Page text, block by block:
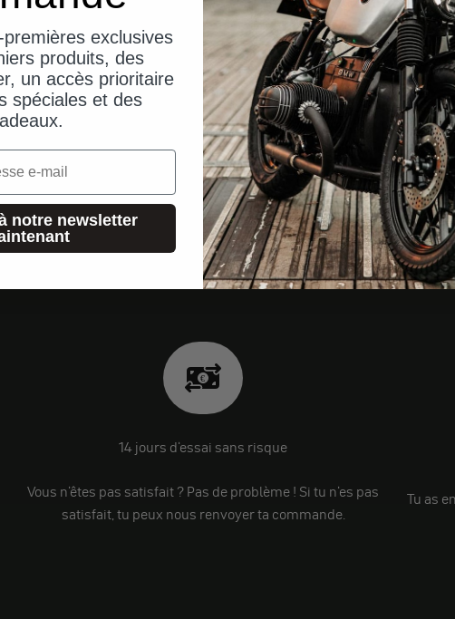
14 jours d'essai sans risque
Vous n'êtes pas satisfait ? Pas de problème ! Si tu n'es pas
satisfait, tu peux nous renvoyer ta commande.
Tu as
exclusives
produits, des
un accès prioritaire
spéciales et des
notre newsletter